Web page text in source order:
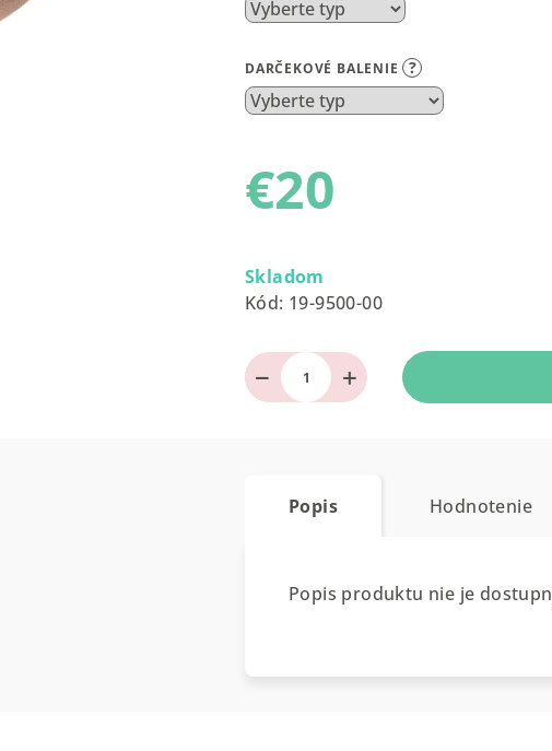
hviezdičiek.
DARČEKOVÉ BALENIE ?
€20
cena:
Skladom
Kód: 19-9500-00
+
−
Popis Hodnotenie
Popis produktu nie je